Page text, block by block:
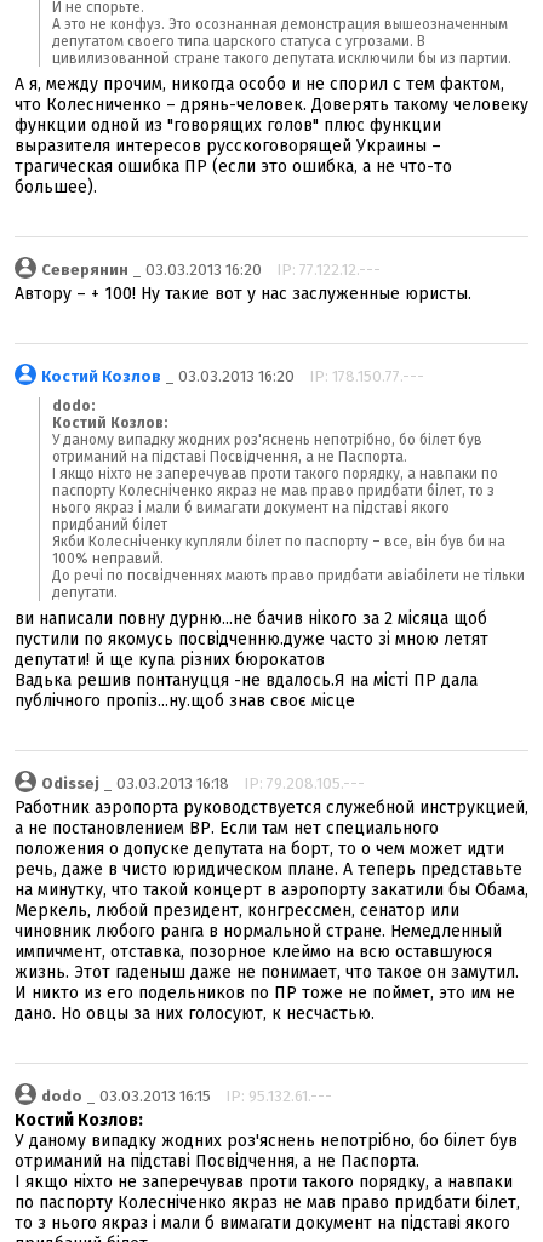
И не спорьте.
А это не конфуз. Это осознанная демонстрация вышеозначенным
депутатом своего типа царского статуса с угрозами. В
цивилизованной стране такого депутата исключили бы из партии.
А я, между прочим, никогда особо и не спорил с тем фактом,
что Колесниченко – дрянь-человек. Доверять такому человеку
функции одной из "говорящих голов" плюс функции
выразителя интересов русскоговорящей Украины –
трагическая ошибка ПР (если это ошибка, а не что-то
большее).
Северянин _ 03.03.2013 16:20 IP: 77.122.12.---
Автору – + 100! Ну такие вот у нас заслуженные юристы.
Костий Козлов _ 03.03.2013 16:20 IP: 178.150.77.---
dodo:
Костий Козлов:
У даному випадку жодних роз'яснень непотрібно, бо білет був
отриманий на підставі Посвідчення, а не Паспорта.
І якщо ніхто не заперечував проти такого порядку, а навпаки по
паспорту Колесніченко якраз не мав право придбати білет, то з
нього якраз і мали б вимагати документ на підставі якого
придбаний білет
Якби Колесніченку купляли білет по паспорту – все, він був би на
100% неправий.
До речі по посвідченнях мають право придбати авіабілети не тільки
депутати.
ви написали повну дурню...не бачив нікого за 2 місяца щоб
пустили по якомусь посвідченню.дуже часто зі мною летят
депутати! й ще купа різних бюрокатов
Вадька решив понтануцця -не вдалось.Я на місті ПР дала
публічного пропіз...ну.щоб знав своє місце
Odissej _ 03.03.2013 16:18 IP: 79.208.105.---
Работник аэропорта руководствуется служебной инструкцией,
а не постановлением ВР. Если там нет специального
положения о допуске депутата на борт, то о чем может идти
речь, даже в чисто юридическом плане. А теперь представьте
на минутку, что такой концерт в аэропорту закатили бы Обама,
Меркель, любой президент, конгрессмен, сенатор или
чиновник любого ранга в нормальной стране. Немедленный
импичмент, отставка, позорное клеймо на всю оставшуюся
жизнь. Этот гаденыш даже не понимает, что такое он замутил.
И никто из его подельников по ПР тоже не поймет, это им не
дано. Но овцы за них голосуют, к несчастью.
dodo _ 03.03.2013 16:15 IP: 95.132.61.---
Костий Козлов:
У даному випадку жодних роз'яснень непотрібно, бо білет був
отриманий на підставі Посвідчення, а не Паспорта.
І якщо ніхто не заперечував проти такого порядку, а навпаки
по паспорту Колесніченко якраз не мав право придбати білет,
то з нього якраз і мали б вимагати документ на підставі якого